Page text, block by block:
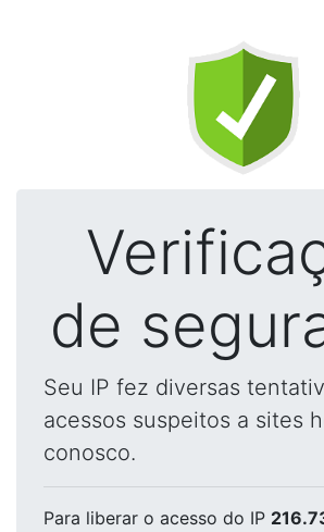
de
Seu IP fez diversas
acessos suspeitos a sites
conosco.
Para liberar o acesso do IP